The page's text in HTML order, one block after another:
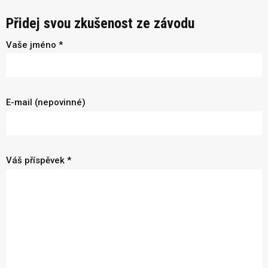
Přidej svou zkušenost ze závodu
Vaše jméno *
E-mail (nepovinné)
Váš příspěvek *